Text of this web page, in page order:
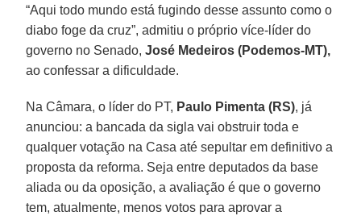
“Aqui todo mundo está fugindo desse assunto como o
diabo foge da cruz”, admitiu o próprio více-líder do
governo no Senado,José Medeiros (Podemos-MT),
ao confessar a dificuldade.
Na Câmara, o líder do PT, Paulo Pimenta (RS), já
anunciou: a bancada da sigla vai obstruir toda e
qualquer votação na Casa até sepultar em definitivo a
proposta da reforma. Seja entre deputados da base
aliada ou da oposição, a avaliação é que o governo
tem, atualmente, menos votos para aprovar a